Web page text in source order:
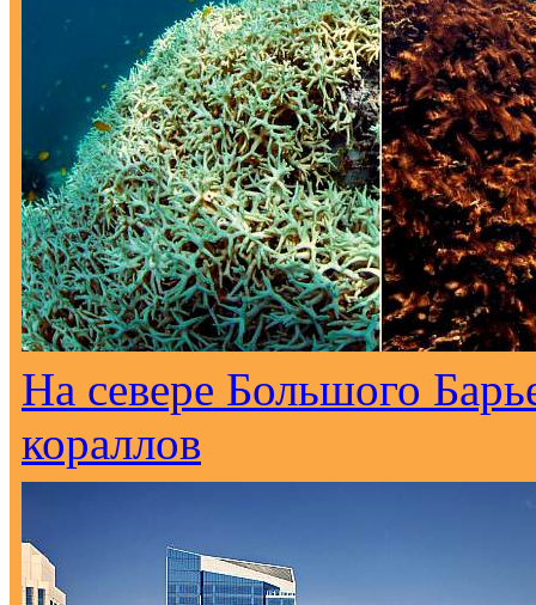
На севере Большого
кораллов